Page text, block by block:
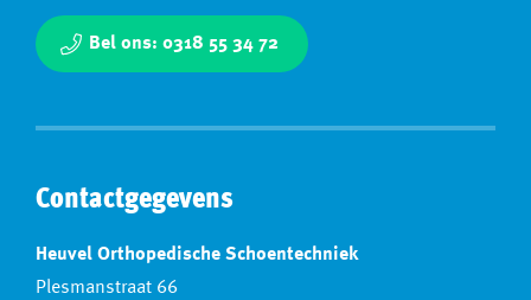
Bel ons: 0318 55 34 72
Contactgegevens
Heuvel Orthopedische Schoentechniek
Plesmanstraat 66